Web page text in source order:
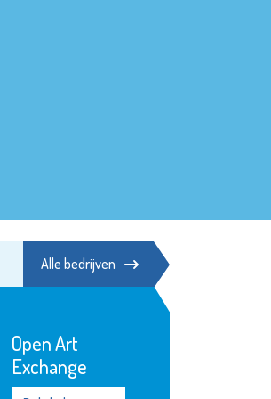
Alle bedrijven
Open Art
Exchange